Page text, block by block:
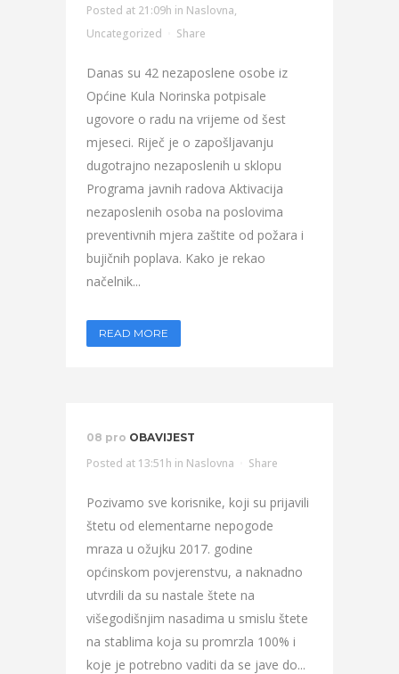
Posted at 21:09h in Naslovna,
Uncategorized
Share
Danas su 42 nezaposlene osobe iz
Općine Kula Norinska potpisale
ugovore o radu na vrijeme od šest
mjeseci. Riječ je o zapošljavanju
dugotrajno nezaposlenih u sklopu
Programa javnih radova Aktivacija
nezaposlenih osoba na poslovima
preventivnih mjera zaštite od požara i
bujičnih poplava. Kako je rekao
načelnik...
READ MORE
08 pro OBAVIJEST
Posted at 13:51h in Naslovna Share
Pozivamo sve korisnike, koji su prijavili
štetu od elementarne nepogode
mraza u ožujku 2017. godine
općinskom povjerenstvu, a naknadno
utvrdili da su nastale štete na
višegodišnjim nasadima u smislu štete
na stablima koja su promrzla 100% i
koje je potrebno vaditi da se jave do...